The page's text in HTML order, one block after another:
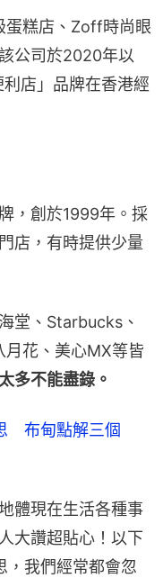
糕店、Zoff時尚眼
公司於2020年以
店」品牌在香港經
，創於1999年。採
店，有時提供少量
堂、Starbucks、
花、美心MX等皆
多不能盡錄。
　布甸點解三個
體現在生活各種事
大讚超貼心！以下
，我們經常都會忽